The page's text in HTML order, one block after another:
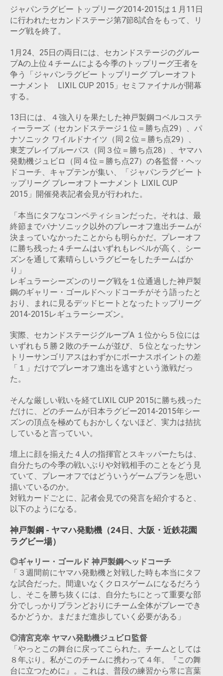
ジャパンラグビー トップリーグ2014-2015は１月11日
に行われたセカンドステージ第7節8試合をもって、リ
ーグ戦を終了。
1月24、25日の両日には、セカンドステージのグルー
プAの上位４チームによる今季のトップリーグ王者を
争う「ジャパンラグビー トップリーグ プレーオフト
ーナメント LIXIL CUP 2015」セミファイナルが開幕
する。
13日には、４強入りを果たした神戸製鋼コベルコステ
ィーラーズ（セカンドステージ１位＝勝ち点29）、パ
ナソニック ワイルドナイツ（同２位＝勝ち点29）、
東芝ブレイブルーパス（同３位＝勝ち点28）、ヤマハ
発動機ジュビロ（同４位＝勝ち点27）の各監督・ヘッ
ドコーチ、キャプテンが集い、「ジャパンラグビー ト
ップリーグ プレーオフトーナメント LIXIL CUP
2015」開催発表記者会見が行われた。
「本当にタフなコンペティションだった。それは、最
終節までパナソニック以外のプレーオフ進出チームが
決まっていなかったことからも明らかだ。プレーオフ
に勝ち残った４チームはいずれもレベルが高く、シー
ズンを通して素晴らしいラグビーをしたチームばか
り」
レギュラーシーズンのリーグ戦を１位通過した神戸製
鋼のギャリー・ゴールドヘッドコーチがそう語ったと
おり、まれに見るデッドヒートとなったトップリーグ
2014-2015レギュラーシーズン。
実際、セカンドステージグループA １位から５位には
いずれも５勝２敗のチームが並び、５位となったサン
トリーサンゴリアスはわずかにボーナスポイントの差
「１」だけでプレーオフ進出を逃すという激戦だっ
た。
そんな厳しい戦いを経てLIXIL CUP 2015に勝ち残った
だけに、どのチームが日本ラグビー2014-2015年シー
ズンの頂点を極めてもおかしくないほど、実力は拮抗
していると言っていい。
壇上に顔を揃えた４人の指揮官とスキッパーたちは、
自分たちの今季の戦いぶりや対戦相手のことをどう見
ていて、プレーオフではどういうゲームプランを思い
描いているのか。
対戦カードごとに、記者会見での発言を紹介すると、
以下のようになる。
神戸製鋼 - ヤマハ発動機（24日、大阪・近鉄花園
ラグビー場）
◎ギャリー・ゴールド 神戸製鋼ヘッドコーチ
「３週間前にヤマハ発動機と対戦した時も本当にタフ
な試合だった。間違いなくクロスゲームになるだろう
し、そこを勝ち抜くには、自分たちにとって重要な部
分でしっかりプランどおりにチーム全体がプレーでき
るかどうか。まだまだ進歩していく必要がある」
◎清宮克幸 ヤマハ発動機ジュビロ監督
「やっとこの舞台に戻ってこられた。チームとしては
８年ぶり。私がこのチームに携わって４年。『この舞
台に立つために』。これは、普段の練習から常に言葉